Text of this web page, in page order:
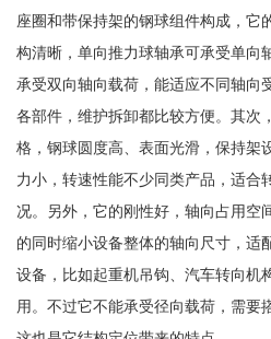
座圈和带保持架的钢球组件构成，它
构清晰，单向推力球轴承可承受单向
承受双向轴向载荷，能适应不同轴向
各部件，维护拆卸都比较方便。其次
格，钢球圆度高、表面光滑，保持架
力小，转速性能不少同类产品，适合
况。另外，它的刚性好，轴向占用空
的同时缩小设备整体的轴向尺寸，适
设备，比如起重机吊钩、汽车转向机
用。不过它不能承受径向载荷，需要